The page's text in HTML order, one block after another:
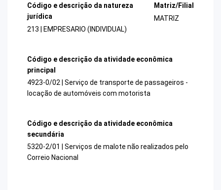
Código e descrição da natureza
jurídica
213 | EMPRESARIO (INDIVIDUAL)
Matriz/Filial
MATRIZ
Código e descrição da atividade econômica
principal
4923-0/02 | Serviço de transporte de passageiros -
locação de automóveis com motorista
Código e descrição da atividade econômica
secundária
5320-2/01 | Serviços de malote não realizados pelo
Correio Nacional